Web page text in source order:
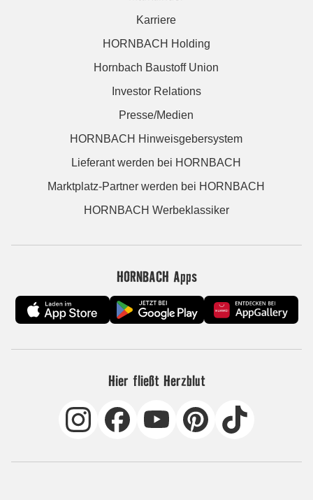
Karriere
HORNBACH Holding
Hornbach Baustoff Union
Investor Relations
Presse/Medien
HORNBACH Hinweisgebersystem
Lieferant werden bei HORNBACH
Marktplatz-Partner werden bei HORNBACH
HORNBACH Werbeklassiker
HORNBACH Apps
Hier fließt Herzblut